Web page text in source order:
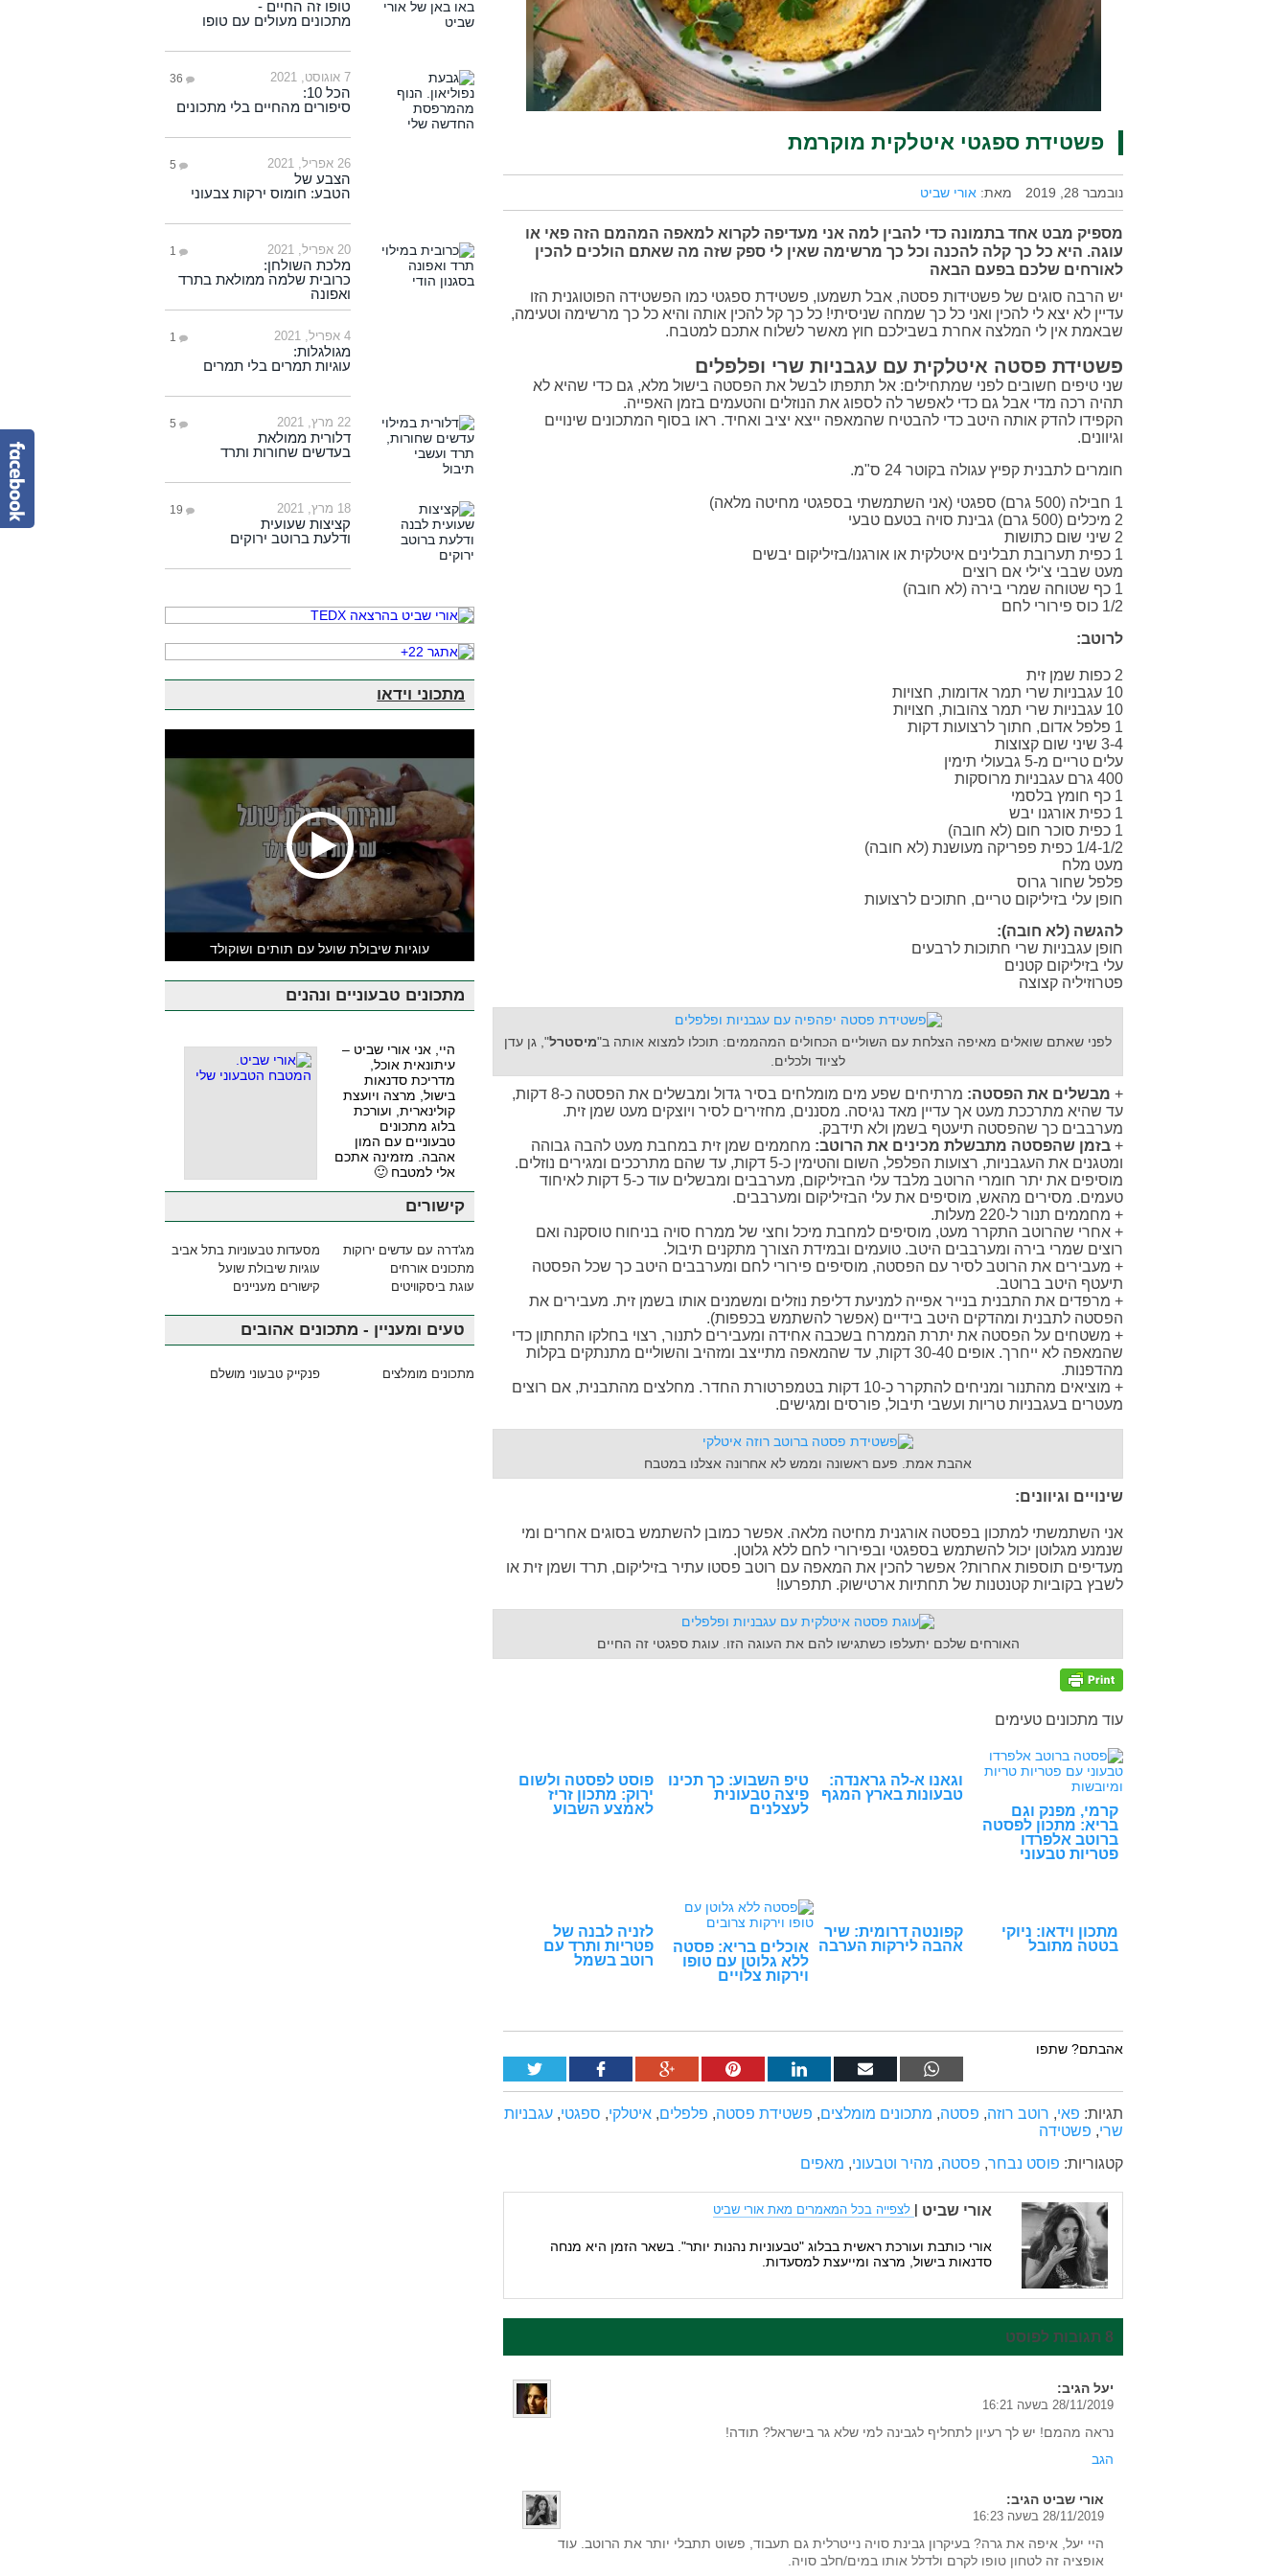
פשטידת ספגטי איטלקית מוקרמת
נובמבר 28, 2019 מאת: אורי שביט
מספיק מבט אחד בתמונה כדי להבין למה אני מעדיפה לקרוא למאפה המהמם הזה פאי או
עוגה. היא כל כך קלה להכנה וכל כך מרשימה שאין לי ספק שזה מה שאתם הולכים להכין
לאורחים שלכם בפעם הבאה
יש הרבה סוגים של פשטידות פסטה, אבל תשמעו, פשטידת ספגטי כמו הפשטידה הפוטוגנית הזו
עדיין לא יצא לי להכין ואני כל כך שמחה שניסיתי! כל כך קל להכין אותה והיא כל כך מרשימה וטעימה,
שבאמת אין לי המלצה אחרת בשבילכם חוץ מאשר לשלוח אתכם למטבח.
פשטידת פסטה איטלקית עם עגבניות שרי ופלפלים
שני טיפים חשובים לפני שמתחילים: אל תתפתו לבשל את הפסטה בישול מלא, גם כדי שהיא לא
תהיה רכה מדי אבל גם כדי לאפשר לה לספוג את הנוזלים והטעמים בזמן האפייה.
הקפידו להדק אותה היטב כדי להבטיח שהמאפה ייצא יציב ואחיד. ראו בסוף המתכונים שינויים
וגיוונים.
חומרים לתבנית קפיץ עגולה בקוטר 24 ס"מ.
1 חבילה (500 גרם) ספגטי (אני השתמשתי בספגטי מחיטה מלאה)
2 מיכלים (500 גרם) גבינת סויה בטעם טבעי
2 שיני שום כתושות
1 כפית תערובת תבלינים איטלקית או אורגנו/בזיליקום יבשים
מעט שבבי צ'ילי אם רוצים
1 כף שטוחה שמרי בירה (לא חובה)
1/2 כוס פירורי לחם
לרוטב:
2 כפות שמן זית
10 עגבניות שרי תמר אדומות, חצויות
10 עגבניות שרי תמר צהובות, חצויות
1 פלפל אדום, חתוך לרצועות דקות
3-4 שיני שום קצוצות
עלים טריים מ-5 גבעולי תימין
400 גרם עגבניות מרוסקות
1 כף חומץ בלסמי
1 כפית אורגנו יבש
1 כפית סוכר חום (לא חובה)
1/4-1/2 כפית פפריקה מעושנת (לא חובה)
מעט מלח
פלפל שחור גרוס
חופן עלי בזיליקום טריים, חתוכים לרצועות
להגשה (לא חובה):
חופן עגבניות שרי חתוכות לרבעים
עלי בזיליקום קטנים
פטרוזיליה קצוצה
לפני שאתם שואלים מאיפה הצלחת עם השוליים הכחולים המהממים: תוכלו למצוא אותה ב"מיסטרל", גן עדן
לציוד ולכלים.
+ מבשלים את הפסטה:
מרתיחים שפע מים מומלחים בסיר גדול ומבשלים את הפסטה כ-8 דקות,
עד שהיא מתרככת מעט אך עדיין מאד נגיסה. מסננים, מחזירים לסיר ויוצקים מעט שמן זית.
מערבבים כך שהפסטה תיעטף בשמן ולא תידבק.
+ בזמן שהפסטה מתבשלת מכינים את הרוטב: מחממים שמן זית במחבת מעט להבה גבוהה
ומטגנים את העגבניות, רצועות הפלפל, השום והטימין כ-5 דקות, עד שהם מתרככים ומגירים נוזלים.
מוסיפים את יתר חומרי הרוטב מלבד עלי הבזיליקום, מערבבים ומבשלים עוד כ-5 דקות לאיחוד
טעמים. מסירים מהאש, מוסיפים את עלי הבזיליקום ומערבבים.
+ מחממים תנור ל-220 מעלות.
+ אחרי שהרוטב התקרר מעט, מוסיפים למחבת מיכל וחצי של ממרח סויה בניחוח טוסקנה ואם
רוצים שמרי בירה ומערבבים היטב. טועמים ובמידת הצורך מתקנים תיבול.
+ מעבירים את הרוטב לסיר עם הפסטה, מוסיפים פירורי לחם ומערבבים היטב כך שכל הפסטה
תיעטף היטב ברוטב.
+ מרפדים את התבנית בנייר אפייה למניעת דליפת נוזלים ומשמנים אותו בשמן זית. מעבירים את
הפסטה לתבנית ומהדקים היטב בידיים (אפשר להשתמש בכפפות).
+ משטחים על הפסטה את יתרת הממרח בשכבה אחידה ומעבירים לתנור, רצוי בחלקו התחתון כדי
שהמאפה לא ייחרך. אופים 30-40 דקות, עד שהמאפה מתייצב ומזהיב והשוליים מתנתקים בקלות
מהדפנות.
+ מוציאים מהתנור ומניחים להתקרר כ-10 דקות בטמפרטורת החדר. מחלצים מהתבנית, אם רוצים
מעטרים בעגבניות טריות ועשבי תיבול, פורסים ומגישים.
אהבת אמת. פעם ראשונה וממש לא אחרונה אצלנו במטבח
שינויים וגיוונים:
אני השתמשתי למתכון בפסטה אורגנית מחיטה מלאה. אפשר כמובן להשתמש בסוגים אחרים ומי
שנמנע מגלוטן יכול להשתמש בספגטי ובפירורי לחם ללא גלוטן.
מעדיפים תוספות אחרות? אפשר להכין את המאפה עם רוטב פסטו עתיר בזיליקום, תרד ושמן זית או
לשבץ בקוביות קטנטנות של תחתיות ארטישוק. תתפרעו!
האורחים שלכם יתעלפו כשתגישו להם את העוגה הזו. עוגת ספגטי זה החיים
עוד מתכונים טעימים
קרמי, מפנק וגם
בריא: מתכון לפסטה
ברוטב אלפרדו
פטריות טבעוני
וגאנו א-לה גראנדה:
טבעונות בארץ המגף
טיפ השבוע: כך תכינו
פיצה טבעונית
לעצלנים
פוסט לפסטה ולשום
ירוק: מתכון זריז
לאמצע השבוע
מתכון וידאו: ניוקי
בטטה מתובל
קפונטה דרומית: שיר
אהבה לירקות הערבה
אוכלים בריא: פסטה
ללא גלוטן עם טופו
וירקות צלויים
לזניה לבנה של
פטריות ותרד עם
רוטב בשמל
אהבתם? שתפו
תגיות: פאי, רוטב רוזה, פסטה, מתכונים מומלצים, פשטידת פסטה, פלפלים, איטלקי, ספגטי, עגבניות
שרי, פשטידה
קטגוריות: פוסט נבחר, פסטה, מהיר וטבעוני, מאפים
אורי שביט לצפייה בכל המאמרים מאת אורי שביט
אורי כותבת ועורכת ראשית בבלוג "טבעוניות נהנות יותר". בשאר הזמן היא מנחה
סדנאות בישול, מרצה ומייעצת למסעדות.
8 תגובות לפוסט
יעל הגיב:
28/11/2019 בשעה 16:21
נראה מהמם! יש לך רעיון לתחליף לגבינה למי שלא גר בישראל? תודה!
הגב
אורי שביט הגיב:
28/11/2019 בשעה 16:23
היי יעל, איפה את גרה? בעיקרון גבינת סויה נייטרלית גם תעבוד, פשוט תתבלי יותר את הרוטב. עוד
אופציה זה לטחון טופו לקרם ולדלל אותו במים/חלב סויה.
טופו זה החיים -
מתכונים מעולים עם טופו
7 אוגוסט, 2021 36
הכל 10:
סיפורים מהחיים בלי מתכונים
26 אפריל, 2021 5
הצבע של
הטבע: חומוס ירקות צבעוני
20 אפריל, 2021 1
מלכת השולחן:
כרובית שלמה ממולאת בתרד
ואפונה
4 אפריל, 2021 1
מגולגלות:
עוגיות תמרים בלי תמרים
22 מרץ, 2021 5
דלורית ממולאת
בעדשים שחורות ותרד
18 מרץ, 2021 19
קציצות שעועית
ודלעת ברוטב ירוקים
מתכוני וידאו
עוגיות שיבולת שועל עם תותים ושוקולד
מתכונים טבעוניים ונהנים
היי, אני אורי שביט –
עיתונאית אוכל,
מדריכת סדנאות
בישול, מרצה ויועצת
קולינארית, ועורכת
בלוג מתכונים
טבעוניים עם המון
אהבה. מזמינה אתכם
אלי למטבח 🙂
קישורים
מג'דרה עם עדשים ירוקות
מסעדות טבעוניות בתל אביב
מתכונים אורחים
עוגיות שיבולת שועל
עוגת ביסקוויטים
קישורים מעניינים
טעים ומעניין - מתכונים אהובים
מתכונים מומלצים פנקייק טבעוני מושלם